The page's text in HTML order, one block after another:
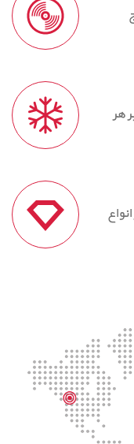
هر